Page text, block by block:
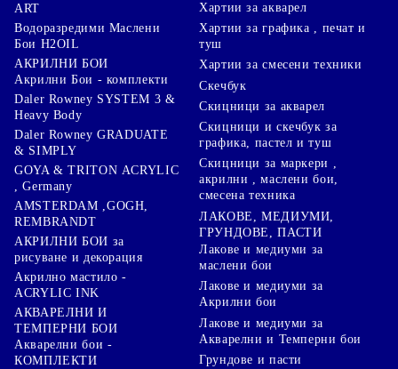
ART
Водоразредими Маслени
Бои H2OIL
АКРИЛНИ БОИ
Акрилни Бои - комплекти
Daler Rowney SYSTEM 3 &
Heavy Body
Daler Rowney GRADUATE
& SIMPLY
GOYA & TRITON АCRYLIC
, Germany
AMSTERDAM ,GOGH,
REMBRANDT
АКРИЛНИ БОИ за
рисуване и декорация
Акрилно мастило -
ACRYLIC INK
АКВАРЕЛНИ И
ТЕМПЕРНИ БОИ
Акварелни бои -
КОМПЛЕКТИ
Хартии за акварел
Хартии за графика , печат и
туш
Хартии за смесени техники
Скечбук
Скицници за акварел
Скицници и скечбук за
графика, пастел и туш
Скицници за маркери ,
акрилни , маслени бои,
смесена техника
ЛАКОВЕ, МЕДИУМИ,
ГРУНДОВЕ, ПАСТИ
Лакове и медиуми за
маслени бои
Лакове и медиуми за
Акрилни бои
Лакове и медиуми за
Акварелни и Темперни бои
Грундове и пасти